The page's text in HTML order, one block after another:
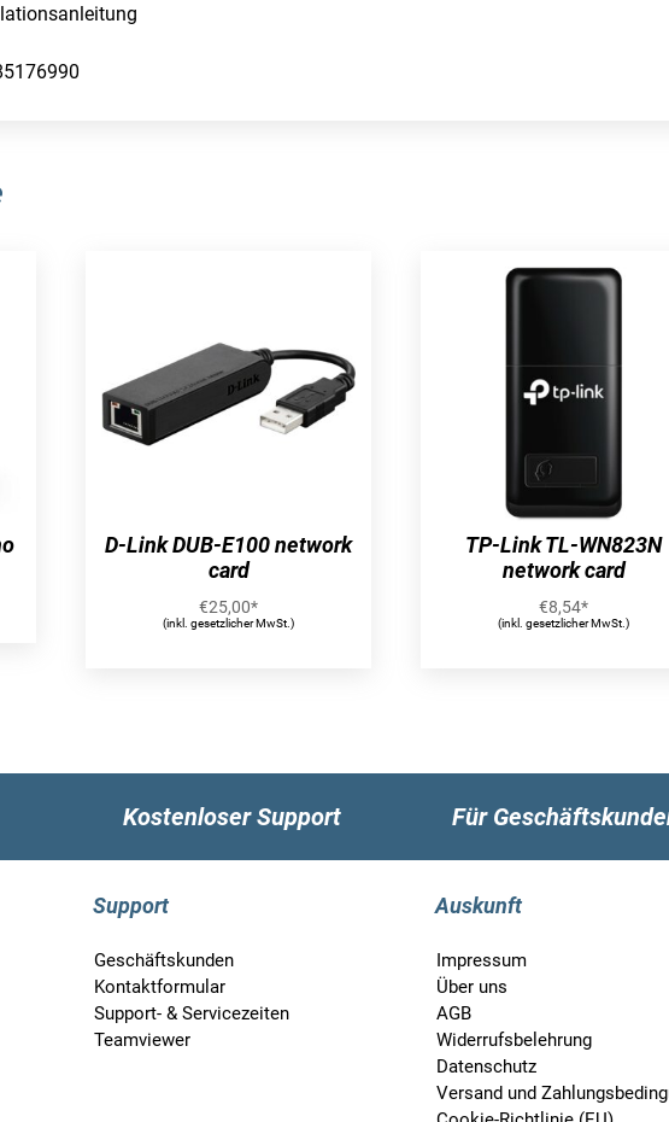
D-Link DUB-E100 network
card
€25,00*
(inkl. gesetzlicher MwSt.)
TP-Link TL-WN823N
network card
€8,54*
(inkl. gesetzlicher MwSt.)
Kostenloser Support Für
Support
Geschäftskunden
Kontaktformular
Support- & Servicezeiten
Teamviewer
Auskunft
Impressum
Über uns
AGB
Widerrufsbelehrung
Datenschutz
Versand und